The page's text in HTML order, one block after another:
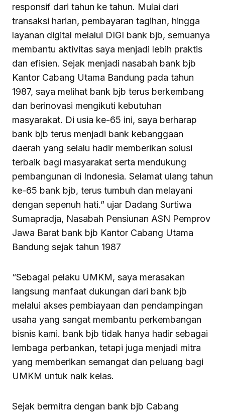
responsif dari tahun ke tahun. Mulai dari
transaksi harian, pembayaran tagihan, hingga
layanan digital melalui DIGI bank bjb, semuanya
membantu aktivitas saya menjadi lebih praktis
dan efisien. Sejak menjadi nasabah bank bjb
Kantor Cabang Utama Bandung pada tahun
1987, saya melihat bank bjb terus berkembang
dan berinovasi mengikuti kebutuhan
masyarakat. Di usia ke-65 ini, saya berharap
bank bjb terus menjadi bank kebanggaan
daerah yang selalu hadir memberikan solusi
terbaik bagi masyarakat serta mendukung
pembangunan di Indonesia. Selamat ulang tahun
ke-65 bank bjb, terus tumbuh dan melayani
dengan sepenuh hati.” ujar Dadang Surtiwa
Sumapradja, Nasabah Pensiunan ASN Pemprov
Jawa Barat bank bjb Kantor Cabang Utama
Bandung sejak tahun 1987
“Sebagai pelaku UMKM, saya merasakan
langsung manfaat dukungan dari bank bjb
melalui akses pembiayaan dan pendampingan
usaha yang sangat membantu perkembangan
bisnis kami. bank bjb tidak hanya hadir sebagai
lembaga perbankan, tetapi juga menjadi mitra
yang memberikan semangat dan peluang bagi
UMKM untuk naik kelas.
Sejak bermitra dengan bank bjb Cabang